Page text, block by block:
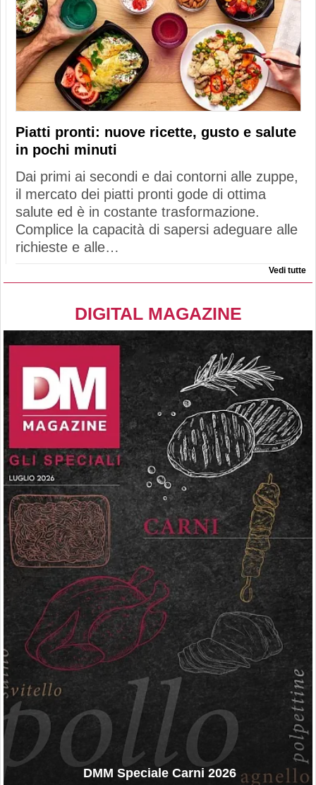
Piatti pronti: nuove ricette, gusto e salute
in pochi minuti
Dai primi ai secondi e dai contorni alle zuppe,
il mercato dei piatti pronti gode di ottima
salute ed è in costante trasformazione.
Complice la capacità di sapersi adeguare alle
richieste e alle…
Vedi tutte
DIGITAL MAGAZINE
DMM Speciale Carni 2026